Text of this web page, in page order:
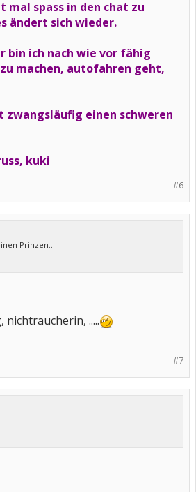
mal spass in den chat zu
ändert sich wieder.
bin ich nach wie vor fähig
machen, autofahren geht,
zwangsläufig einen schweren
kuki
#6
Prinzen..
nichtraucherin, .....
#7